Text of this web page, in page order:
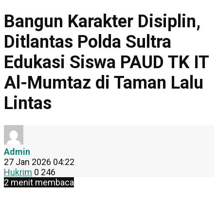
Bangun Karakter Disiplin,
Ditlantas Polda Sultra
Edukasi Siswa PAUD TK IT
Al-Mumtaz di Taman Lalu
Lintas
Admin
27 Jan 2026 04:22
Hukrim 0 246
2 menit membaca